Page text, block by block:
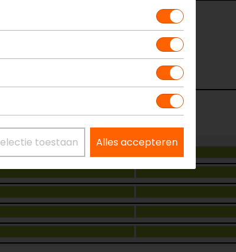
210 1113
N.v.t.
toestaan Alles accepteren